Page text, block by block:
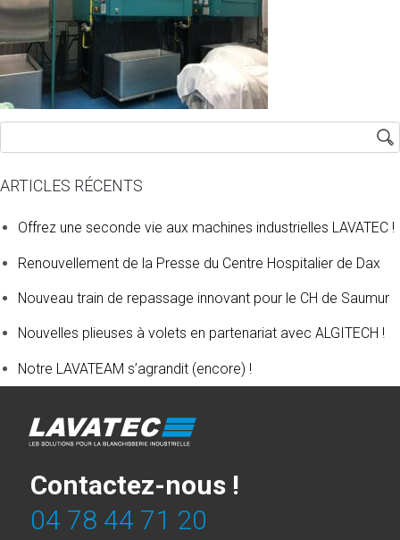
ARTICLES RÉCENTS
Offrez une seconde vie aux machines industrielles LAVATEC !
Renouvellement de la Presse du Centre Hospitalier de Dax
Nouveau train de repassage innovant pour le CH de Saumur
Nouvelles plieuses à volets en partenariat avec ALGITECH !
Notre LAVATEAM s’agrandit (encore) !
Contactez-nous !
04 78 44 71 20